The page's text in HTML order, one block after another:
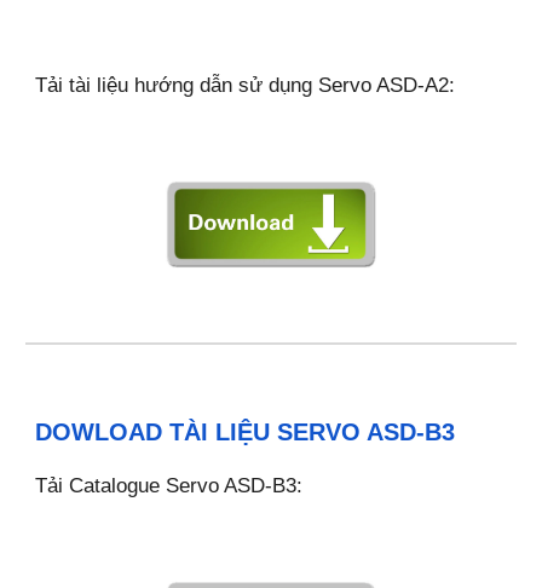
Tải tài liệu hướng dẫn sử dụng Servo ASD-A2:
DOWLOAD TÀI LIỆU SERVO ASD-B3
Tải Catalogue Servo ASD-B3: